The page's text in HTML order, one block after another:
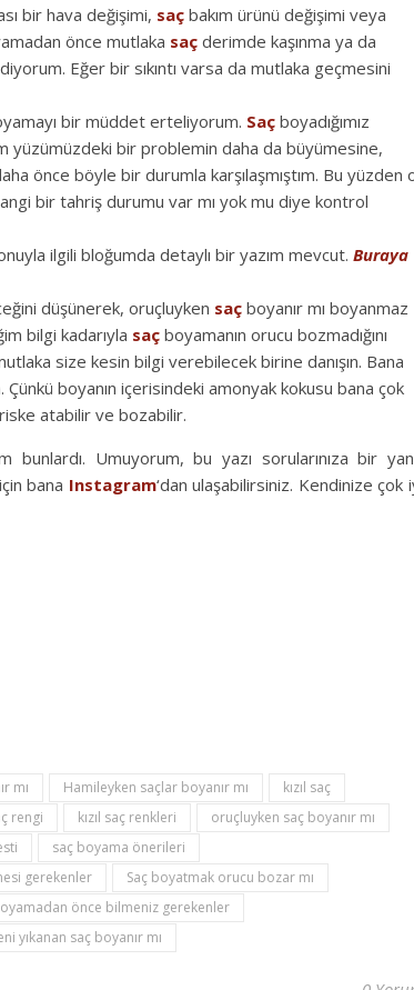
bir hava değişimi, saç bakım ürünü değişimi veya
önce mutlaka saç derimde kaşınma ya da
Eğer bir sıkıntı varsa da mutlaka geçmesini
bir müddet erteliyorum. Saç boyadığımız
yüzümüzdeki bir problemin daha da büyümesine,
önce böyle bir durumla karşılaşmıştım. Bu yüzden
bir tahriş durumu var mı yok mu diye kontrol
ilgili bloğumda detaylı bir yazım mevcut. Buraya
düşünerek, oruçluyken saç boyanır mı boyanmaz
bilgi kadarıyla saç boyamanın orucu bozmadığını
size kesin bilgi verebilecek birine danışın. Bana
Çünkü boyanın içerisindeki amonyak kokusu bana çok
atabilir ve bozabilir.
Umuyorum, bu yazı sorularınıza bir
bana Instagram‘dan ulaşabilirsiniz. Kendinize çok
mı Hamileyken saçlar boyanır mı
kızıl saç
rengi kızıl saç renkleri
oruçluyken saç boyanır mı
saç boyama önerileri
gerekenler
Saç boyatmak orucu bozar mı
boyamadan önce bilmeniz gerekenler
yıkanan saç boyanır mı